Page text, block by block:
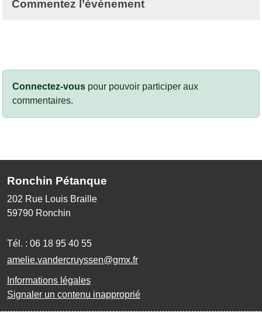
Commentez l’évènement
Connectez-vous pour pouvoir participer aux
commentaires.
Ronchin Pétanque
202 Rue Louis Braille
59790 Ronchin
Tél. : 06 18 95 40 55
amelie.vandercruyssen@gmx.fr
Informations légales
Signaler un contenu inapproprié